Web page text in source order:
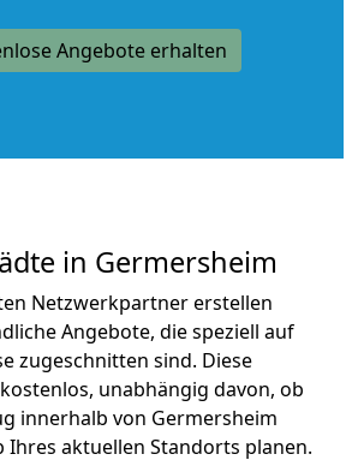
Angebote erhalten
in Germersheim
Netzwerkpartner erstellen
Angebote, die speziell auf
zugeschnitten sind. Diese
unabhängig davon, ob
innerhalb von Germersheim
Ihres aktuellen Standorts planen.